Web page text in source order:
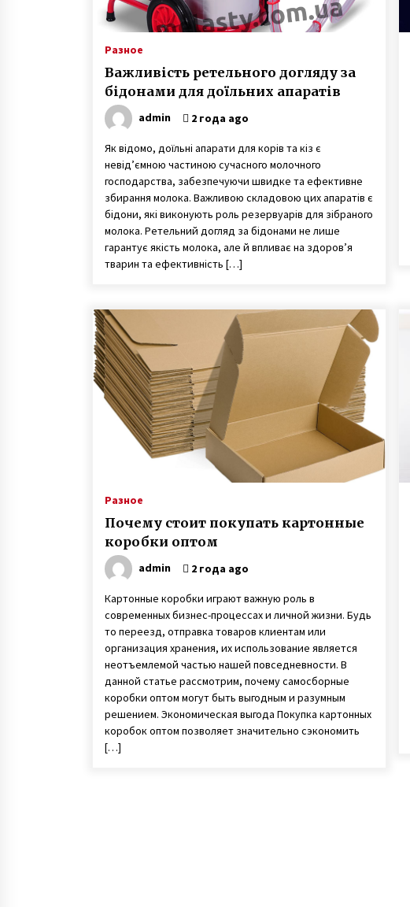
Разное
Важливість ретельного догляду за
бідонами для доїльних апаратів
admin 2 года ago
Як відомо, доїльні апарати для корів та кіз є
невід’ємною частиною сучасного молочного
господарства, забезпечуючи швидке та ефективне
збирання молока. Важливою складовою цих апаратів є
бідони, які виконують роль резервуарів для зібраного
молока. Ретельний догляд за бідонами не лише
гарантує якість молока, але й впливає на здоров’я
тварин та ефективність […]
Разное
Почему стоит покупать картонные
коробки оптом
admin 2 года ago
Картонные коробки играют важную роль в
современных бизнес-процессах и личной жизни. Будь
то переезд, отправка товаров клиентам или
организация хранения, их использование является
неотъемлемой частью нашей повседневности. В
данной статье рассмотрим, почему самосборные
коробки оптом могут быть выгодным и разумным
решением. Экономическая выгода Покупка картонных
коробок оптом позволяет значительно сэкономить
[…]